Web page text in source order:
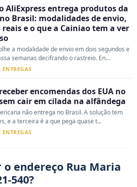
AliExpress entrega produtos da
Brasil: modalidades de envio,
reais e o que a Cainiao tem a ver
a modalidade de envio em dois segundos e
semanas decifrando o rastreio. En...
ENTREGAS
encomendas dos EUA no
cair em cilada na alfândega
não entrega no Brasil. A solução tem
e a terceira é a que pega quase t...
ENTREGAS
o endereço Rua Maria
540?